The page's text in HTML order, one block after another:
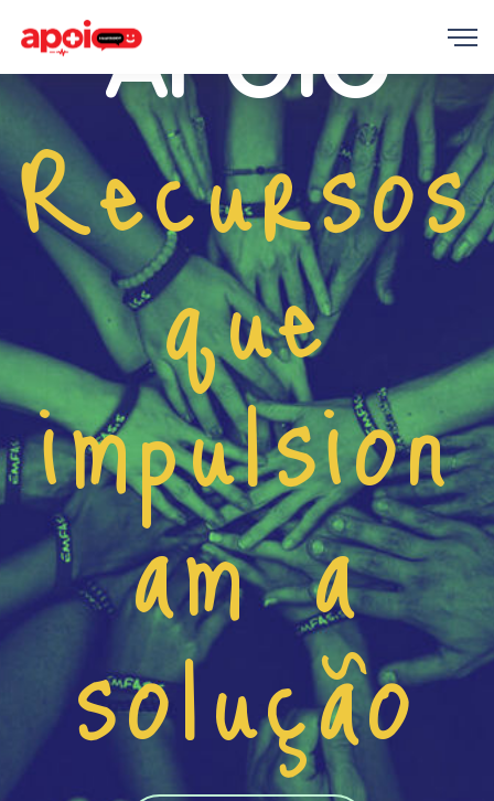
APOIO
Recursos
que
impulsion
am a
solução